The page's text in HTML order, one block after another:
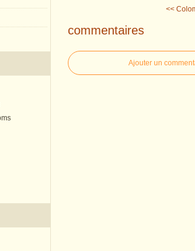
<<
commentaires
Ajouter un